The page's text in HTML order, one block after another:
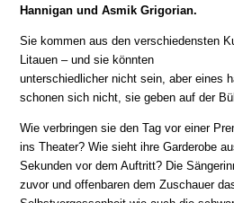
Hannigan und Asmik Grigorian.
Sie kommen aus den verschiedensten
Litauen – und sie könnten
unterschiedlicher nicht sein, aber eines
schonen sich nicht, sie geben auf der
Wie verbringen sie den Tag vor einer
ins Theater? Wie sieht ihre Garderobe
Sekunden vor dem Auftritt? Die
zuvor und offenbaren dem Zuschauer